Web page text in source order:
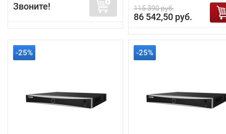
Звоните! 115 390 руб.
86 542,50 руб.
-25% -25%